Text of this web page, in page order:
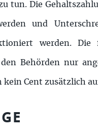
tun. Die
und
werden.
Behörden nur
Cent zusätzlich